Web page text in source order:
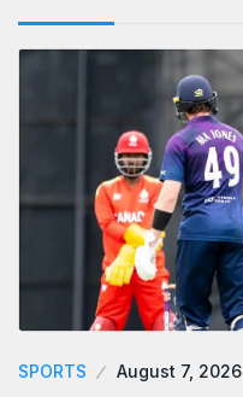
SPORTS August 7, 2026